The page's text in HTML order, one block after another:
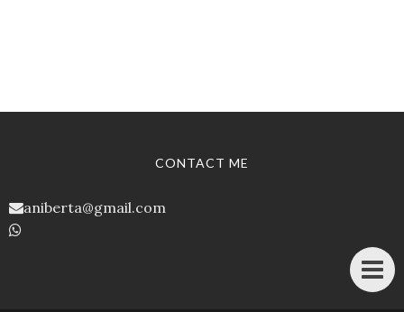
CONTACT ME
aniberta@gmail.com